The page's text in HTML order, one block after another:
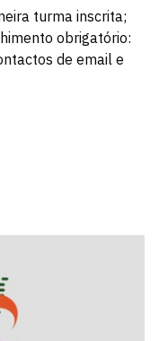
turma inscrita;
obrigatório:
de email e